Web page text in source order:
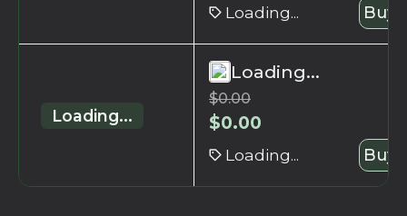
Loading... Buy
Loading...
Loading...
$0.00
$0.00
Loading... Buy